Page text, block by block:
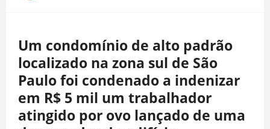
Um condomínio de alto padrão
localizado na zona sul de São
Paulo foi condenado a indenizar
em R$ 5 mil um trabalhador
atingido por ovo lançado de uma